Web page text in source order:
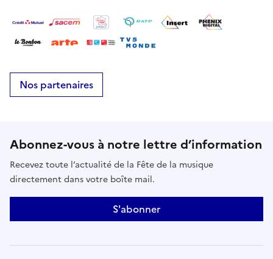
Nos partenaires
Abonnez-vous à notre lettre d’information
Recevez toute l’actualité de la Fête de la musique
directement dans votre boîte mail.
S'abonner